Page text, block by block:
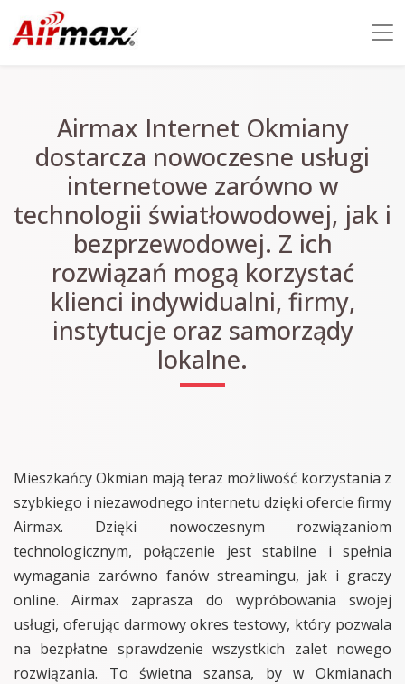
Airmax Internet Okmiany
dostarcza nowoczesne usługi
internetowe zarówno w
technologii światłowodowej, jak i
bezprzewodowej. Z ich
rozwiązań mogą korzystać
klienci indywidualni, firmy,
instytucje oraz samorządy
lokalne.
Mieszkańcy Okmian mają teraz możliwość korzystania z
szybkiego i niezawodnego internetu dzięki ofercie firmy
Airmax. Dzięki nowoczesnym rozwiązaniom
technologicznym, połączenie jest stabilne i spełnia
wymagania zarówno fanów streamingu, jak i graczy
online. Airmax zaprasza do wypróbowania swojej
usługi, oferując darmowy okres testowy, który pozwala
na bezpłatne sprawdzenie wszystkich zalet nowego
rozwiązania. To świetna szansa, by w Okmianach